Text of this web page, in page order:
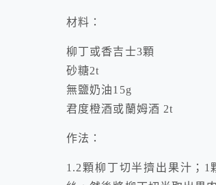
材料：
柳丁或香吉士3顆
砂糖2t
無鹽奶油15g
君度橙酒或蘭姆酒 2t
作法：
1.2顆柳丁切半擠出果汁；1